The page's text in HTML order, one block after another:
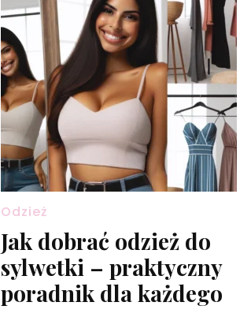
Odzież
Jak dobrać odzież do
sylwetki – praktyczny
poradnik dla każdego